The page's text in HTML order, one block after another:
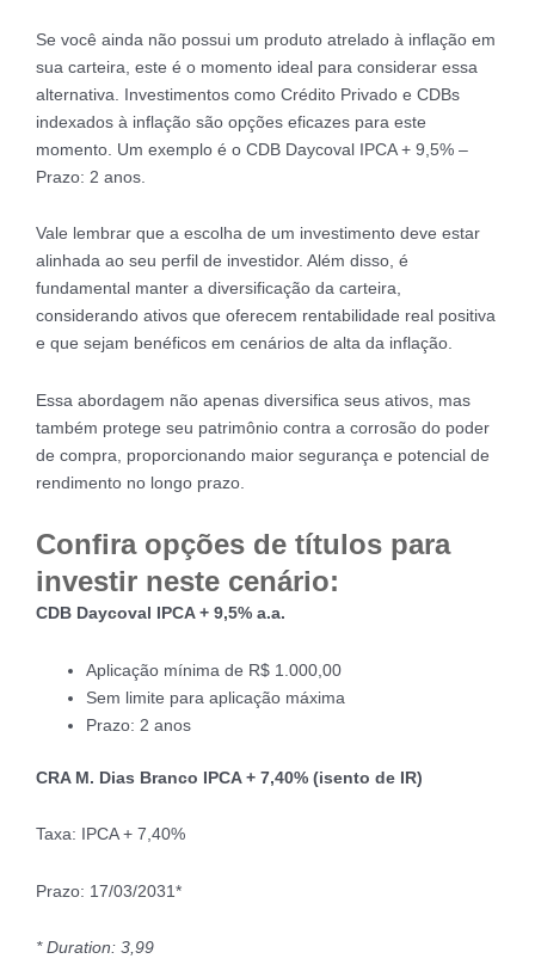
Se você ainda não possui um produto atrelado à inflação em
sua carteira, este é o momento ideal para considerar essa
alternativa. Investimentos como Crédito Privado e CDBs
indexados à inflação são opções eficazes para este
momento. Um exemplo é o CDB Daycoval IPCA + 9,5% –
Prazo: 2 anos.
Vale lembrar que a escolha de um investimento deve estar
alinhada ao seu perfil de investidor. Além disso, é
fundamental manter a diversificação da carteira,
considerando ativos que oferecem rentabilidade real positiva
e que sejam benéficos em cenários de alta da inflação.
Essa abordagem não apenas diversifica seus ativos, mas
também protege seu patrimônio contra a corrosão do poder
de compra, proporcionando maior segurança e potencial de
rendimento no longo prazo.
Confira opções de títulos para
investir neste cenário:
CDB Daycoval IPCA + 9,5% a.a.
Aplicação mínima de R$ 1.000,00
Sem limite para aplicação máxima
Prazo: 2 anos
CRA M. Dias Branco IPCA + 7,40% (isento de IR)
Taxa: IPCA + 7,40%
Prazo: 17/03/2031*
* Duration: 3,99